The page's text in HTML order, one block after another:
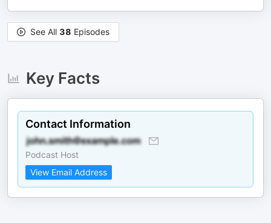
See All 38 Episodes
Key Facts
Contact Information
Podcast Host
View Email Address